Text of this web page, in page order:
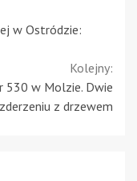
w Ostródzie:
Kolejny:
530 w Molzie. Dwie
z drzewem